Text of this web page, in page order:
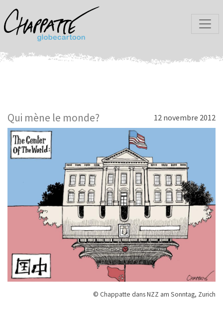
Qui mène le monde? 12 novembre 2012
© Chappatte dans NZZ am Sonntag, Zurich